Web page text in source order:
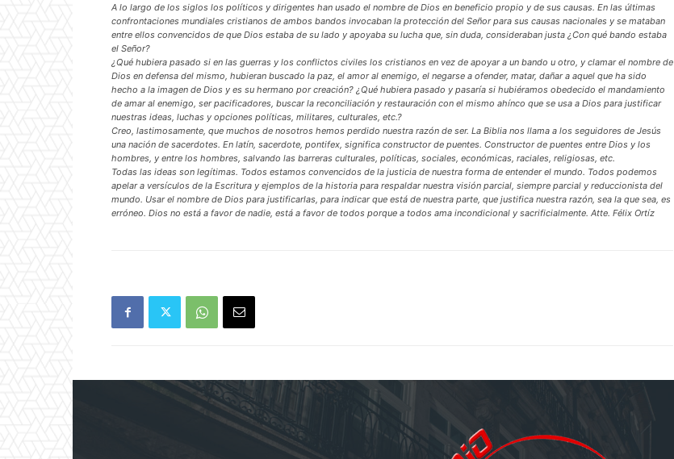
A lo largo de los siglos los políticos y dirigentes han usado el nombre de Dios en beneficio propio y de sus causas. En las últimas
confrontaciones mundiales cristianos de ambos bandos invocaban la protección del Señor para sus causas nacionales y se mataban
entre ellos convencidos de que Dios estaba de su lado y apoyaba su lucha que, sin duda, consideraban justa ¿Con qué bando estaba
el Señor?
¿Qué hubiera pasado si en las guerras y los conflictos civiles los cristianos en vez de apoyar a un bando u otro, y clamar el nombre de
Dios en defensa del mismo, hubieran buscado la paz, el amor al enemigo, el negarse a ofender, matar, dañar a aquel que ha sido
hecho a la imagen de Dios y es su hermano por creación? ¿Qué hubiera pasado y pasaría si hubiéramos obedecido el mandamiento
de amar al enemigo, ser pacificadores, buscar la reconciliación y restauración con el mismo ahínco que se usa a Dios para justificar
nuestras ideas, luchas y opciones políticas, militares, culturales, etc.?
Creo, lastimosamente, que muchos de nosotros hemos perdido nuestra razón de ser. La Biblia nos llama a los seguidores de Jesús
una nación de sacerdotes. En latín, sacerdote, pontifex, significa constructor de puentes. Constructor de puentes entre Dios y los
hombres, y entre los hombres, salvando las barreras culturales, políticas, sociales, económicas, raciales, religiosas, etc.
Todas las ideas son legítimas. Todos estamos convencidos de la justicia de nuestra forma de entender el mundo. Todos podemos
apelar a versículos de la Escritura y ejemplos de la historia para respaldar nuestra visión parcial, siempre parcial y reduccionista del
mundo. Usar el nombre de Dios para justificarlas, para indicar que está de nuestra parte, que justifica nuestra razón, sea la que sea, es
erróneo. Dios no está a favor de nadie, está a favor de todos porque a todos ama incondicional y sacrificialmente. Atte. Félix Ortíz